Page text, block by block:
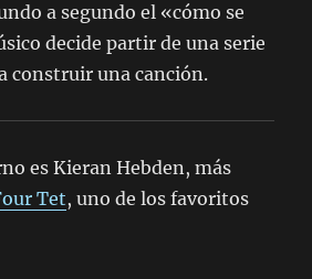
a segundo el «cómo se
decide partir de una serie
construir una canción.
es Kieran Hebden, más
Tet, uno de los favoritos